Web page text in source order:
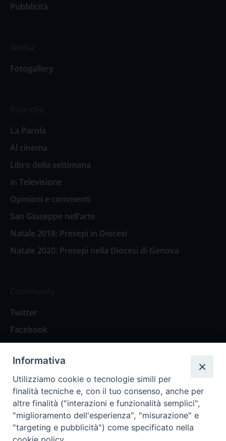
Pubblicità
Fotogallery
La Parola
Al cinema
Libro della settimana
in Televisione
Opinioni e commenti
San Giuseppe nell’arte
Natale 2018: Presepi in Diocesi
Natale 2020: Presepi nella Diocesi di Genova
Twitter
Facebook
Contattaci
Spazio Lettori
Eventi
Eventi diocesani
Informativa
Utilizziamo cookie o tecnologie simili per
finalità tecniche e, con il tuo consenso, anche per
altre finalità ("interazioni e funzionalità semplici",
"miglioramento dell'esperienza", "misurazione" e
"targeting e pubblicità") come specificato nella